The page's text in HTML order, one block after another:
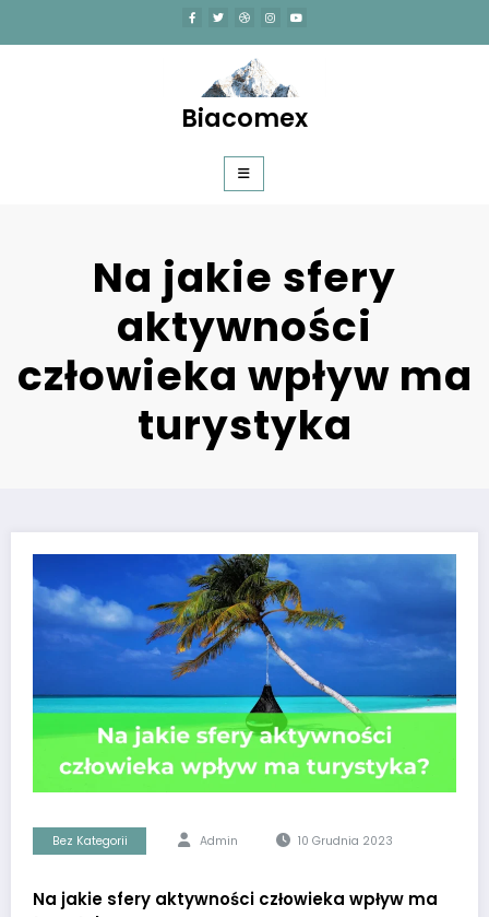
content
Biacomex
Na jakie sfery
aktywności
człowieka wpływ ma
turystyka
Bez Kategorii Admin 10 Grudnia 2023
Na jakie sfery aktywności człowieka wpływ ma